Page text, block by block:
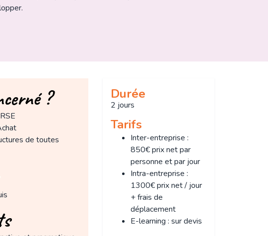
?
de toutes
Durée
2 jours
Tarifs
Inter-entreprise :
850€ prix net par
personne et par jour
Intra-entreprise :
1300€ prix net / jour
+ frais de
déplacement
E-learning : sur devis